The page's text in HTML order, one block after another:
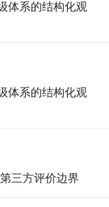
体系的结构化观
体系的结构化观
三方评价边界